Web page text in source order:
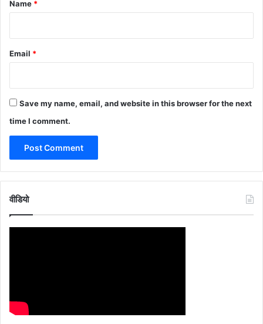
Name *
Email *
Save my name, email, and website in this browser for the next
time I comment.
वीडियो